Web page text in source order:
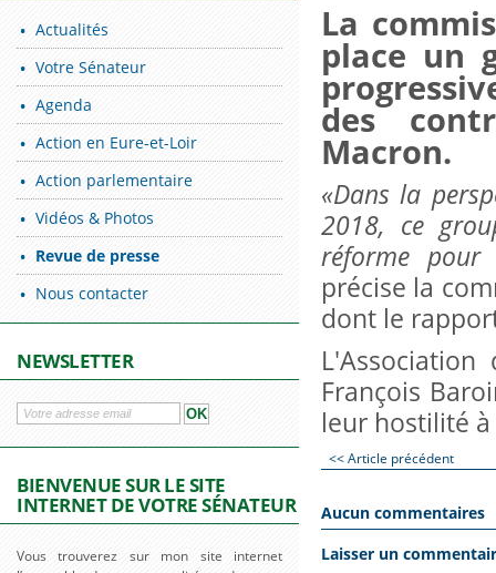
Actualités
Votre Sénateur
Agenda
Action en Eure-et-Loir
Action parlementaire
Vidéos & Photos
Revue de presse
Nous contacter
NEWSLETTER
BIENVENUE SUR LE SITE
INTERNET DE VOTRE SÉNATEUR
Vous trouverez sur mon site internet
La
place un
des
Macron.
«Dans la
2018, ce
réforme pour
précise la
dont le
François
leur hostilité
<< Article précédent
Aucun commentaires
Laisser un